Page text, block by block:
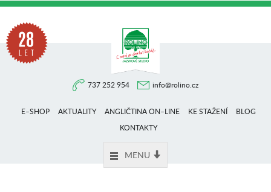
737 252 954 info@rolino.cz
E–SHOP AKTUALITY ANGLIČTINA ON–LINE KE STAŽENÍ
BLOG
KONTAKTY
MENU